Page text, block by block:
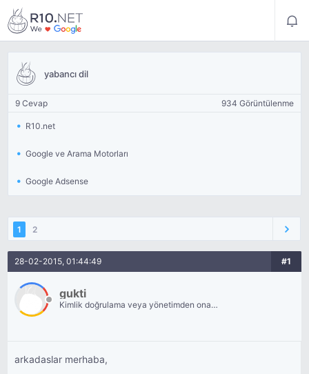
yabancı dil
9 Cevap 934 Görüntülenme
R10.net
Google ve Arama Motorları
Google Adsense
1 2
28-02-2015, 01:44:49 #1
gukti
Kimlik doğrulama veya yönetimden onay
arkadaslar merhaba,